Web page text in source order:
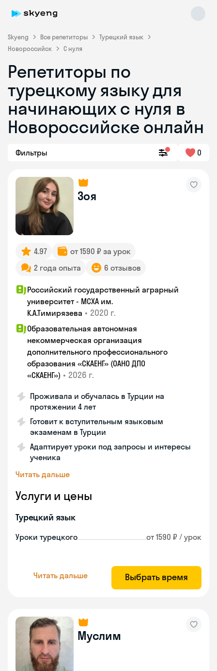
Skyeng Все репетиторы
Турецкий язык
Новороссийск
С нуля
Репетиторы по
турецкому языку для
начинающих с нуля в
Новороссийске онлайн
Фильтры 0
Зоя
4.97
от 1590 ₽ за урок
2 года опыта
6 отзывов
Российский государственный аграрный
университет - МСХА им.
К.А.Тимирязева • 2020 г.
Образовательная автономная
некоммерческая организация
дополнительного профессионального
образования «СКАЕНГ» (ОАНО ДПО
«СКАЕНГ») • 2026 г.
Проживала и обучалась в Турции на
протяжении 4 лет
Готовит к вступительным языковым
экзаменам в Турции
Адаптирует уроки под запросы и интересы
ученика
Читать дальше
Услуги и цены
Турецкий язык
Уроки турецкого от 1590 ₽ / урок
Читать дальше Выбрать время
Муслим
Skyeng Chat